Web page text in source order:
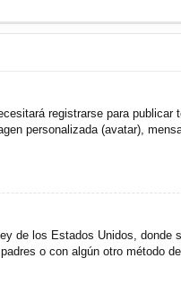
registrarse para
personalizada (avatar),
de los Estados Unidos,
o con algún otro método